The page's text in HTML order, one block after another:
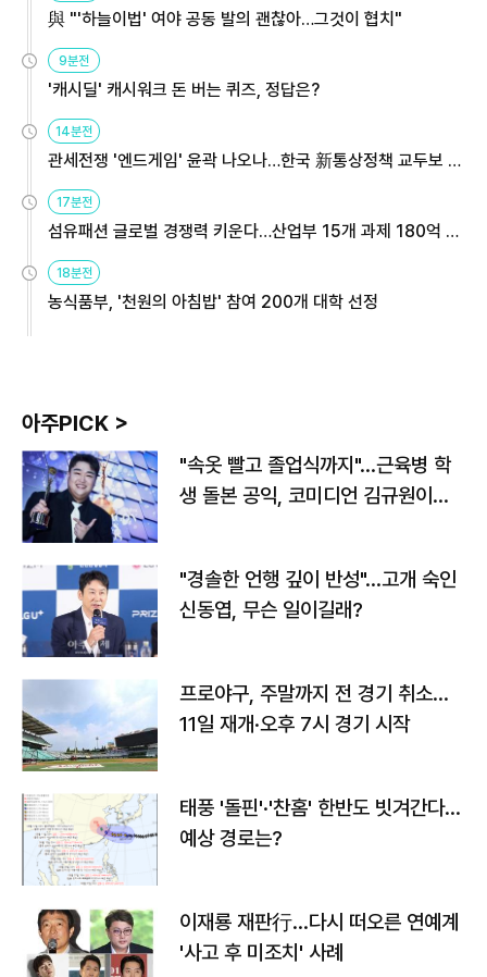
與 "'하늘이법' 여야 공동 발의 괜찮아…그것이 협치"
9분전
'캐시딜' 캐시워크 돈 버는 퀴즈, 정답은?
14분전
관세전쟁 '엔드게임' 윤곽 나오나…한국 新통상정책 교두보 활
용해야
17분전
섬유패션 글로벌 경쟁력 키운다…산업부 15개 과제 180억 지
원
18분전
농식품부, '천원의 아침밥' 참여 200개 대학 선정
아주PICK >
"속옷 빨고 졸업식까지"…근육병 학
생 돌본 공익, 코미디언 김규원이었
"경솔한 언행 깊이 반성"…고개 숙인
신동엽, 무슨 일이길래?
프로야구, 주말까지 전 경기 취소…
11일 재개·오후 7시 경기 시작
태풍 '돌핀'·'찬홈' 한반도 빗겨간다…
예상 경로는?
이재룡 재판行…다시 떠오른 연예계
'사고 후 미조치' 사례